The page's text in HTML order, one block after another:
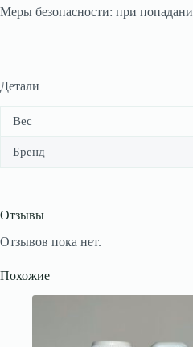
Меры безопасности: при
Детали
Вес
Бренд
Отзывы
Отзывов пока нет.
Похожие